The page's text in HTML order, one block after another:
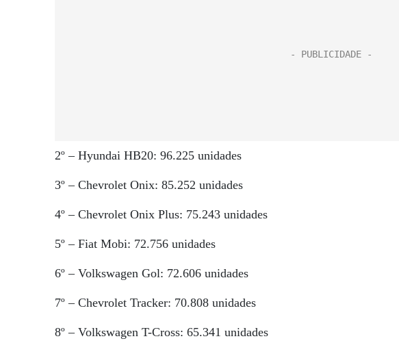
2º – Hyundai HB20: 96.225 unidades
3º – Chevrolet Onix: 85.252 unidades
4º – Chevrolet Onix Plus: 75.243 unidades
5º – Fiat Mobi: 72.756 unidades
6º – Volkswagen Gol: 72.606 unidades
7º – Chevrolet Tracker: 70.808 unidades
8º – Volkswagen T-Cross: 65.341 unidades